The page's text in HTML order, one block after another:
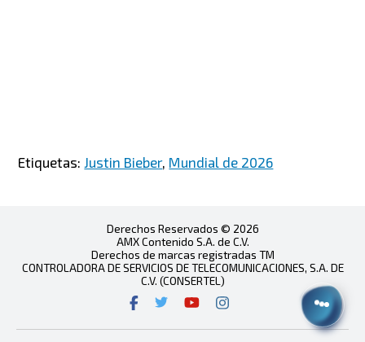
Etiquetas: Justin Bieber, Mundial de 2026
Derechos Reservados © 2026
AMX Contenido S.A. de C.V.
Derechos de marcas registradas TM
CONTROLADORA DE SERVICIOS DE TELECOMUNICACIONES, S.A. DE
C.V. (CONSERTEL)